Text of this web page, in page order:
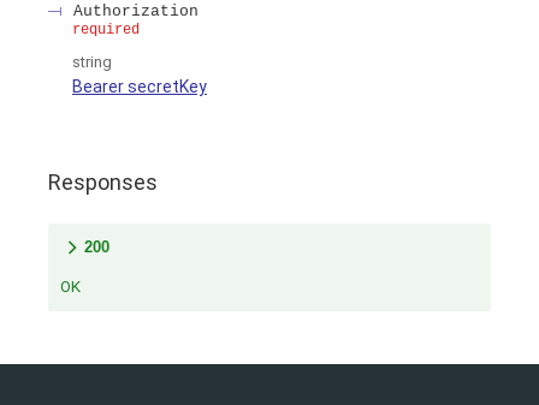
Authorization
required
string
Bearer secretKey
Responses
200
OK